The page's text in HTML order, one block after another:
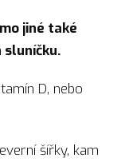
jiné také
sluníčku.
D, nebo
šířky, kam